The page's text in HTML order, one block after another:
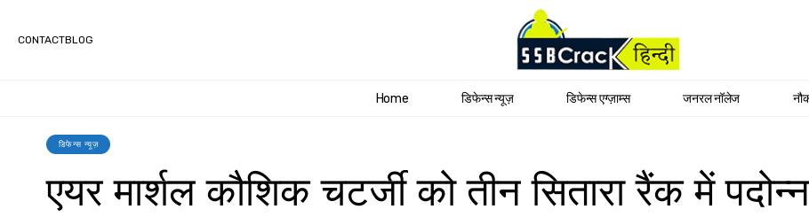
CONTACTBLOG
Home डिफेन्स न्यूज़ डिफेन्स एग्ज़ाम्स जनरल नॉलेज
डिफेन्स न्यूज़
एयर मार्शल कौशिक चटर्जी को तीन सितारा रैंक में